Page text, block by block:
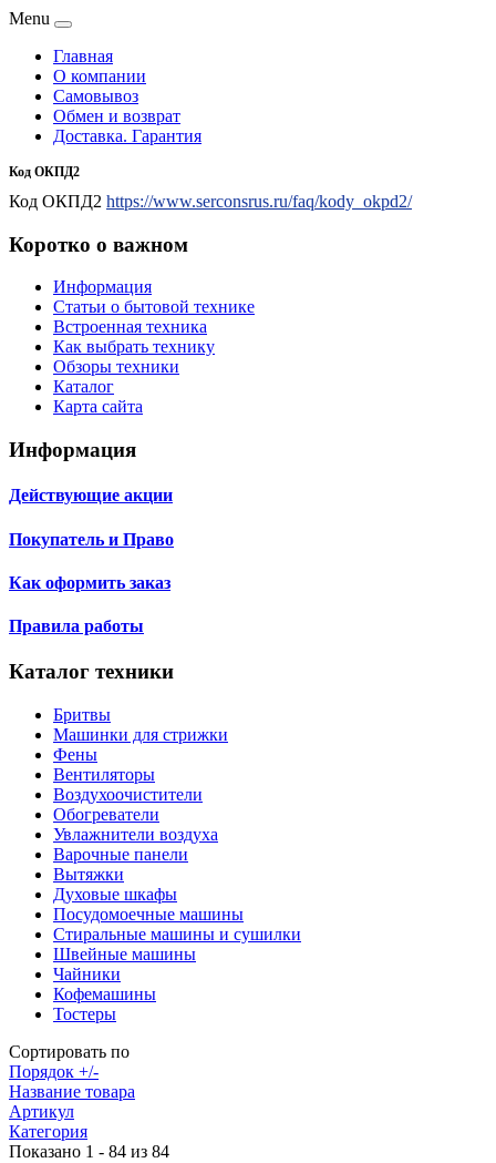
Menu
Главная
О компании
Самовывоз
Обмен и возврат
Доставка. Гарантия
Код ОКПД2
Код ОКПД2 https://www.serconsrus.ru/faq/kody_okpd2/
Коротко о важном
Информация
Статьи о бытовой технике
Встроенная техника
Как выбрать технику
Обзоры техники
Каталог
Карта сайта
Информация
Действующие акции
Покупатель и Право
Как оформить заказ
Правила работы
Каталог техники
Бритвы
Машинки для стрижки
Фены
Вентиляторы
Воздухоочистители
Обогреватели
Увлажнители воздуха
Варочные панели
Вытяжки
Духовые шкафы
Посудомоечные машины
Стиральные машины и сушилки
Швейные машины
Чайники
Кофемашины
Тостеры
Сортировать по
Порядок +/-
Название товара
Артикул
Категория
Показано 1 - 84 из 84